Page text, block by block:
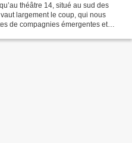
théâtre 14, situé au sud des
largement le coup, qui nous
de compagnies émergentes et